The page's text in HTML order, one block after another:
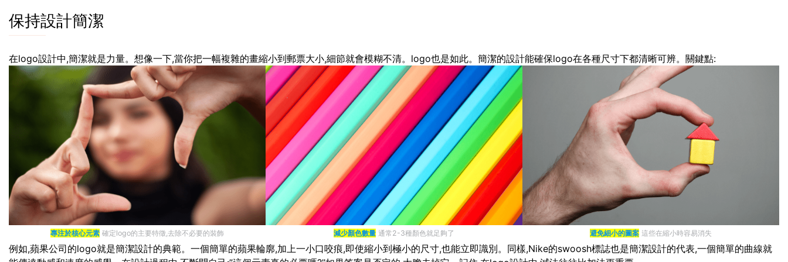
保持設計簡潔
在logo設計中,簡潔就是力量。想像一下,當你把一幅複雜的畫縮小到郵票大小,細節就會模糊不清。logo也是如此。簡潔的設計能確保logo在各種尺寸下都清晰可辨。關鍵點:
專注於核心元素 確定logo的主要特徵,去除不必要的裝飾 減少顏色數量 通常2-3種顏色就足夠了 避免細小的圖案 這些在縮小時容易消失
例如,蘋果公司的logo就是簡潔設計的典範。一個簡單的蘋果輪廓,加上一小口咬痕,即使縮小到極小的尺寸,也能立即識別。同樣,Nike的swoosh標誌也是簡潔設計的代表,一個簡單的曲線就